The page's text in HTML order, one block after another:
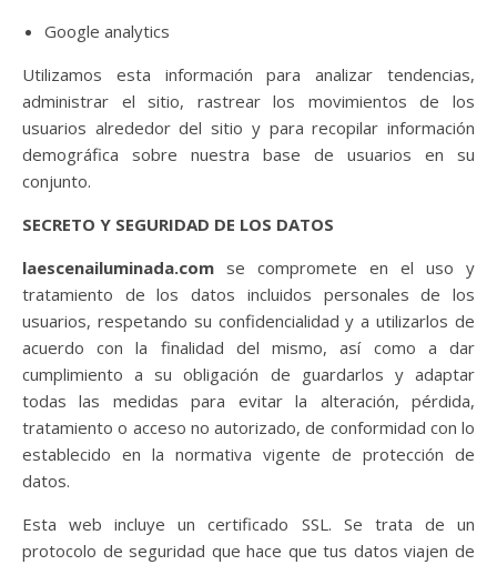
Google analytics
Utilizamos esta información para analizar tendencias,
administrar el sitio, rastrear los movimientos de los
usuarios alrededor del sitio y para recopilar información
demográfica sobre nuestra base de usuarios en su
conjunto.
SECRETO Y SEGURIDAD DE LOS DATOS
laescenailuminada.com se compromete en el uso y
tratamiento de los datos incluidos personales de los
usuarios, respetando su confidencialidad y a utilizarlos de
acuerdo con la finalidad del mismo, así como a dar
cumplimiento a su obligación de guardarlos y adaptar
todas las medidas para evitar la alteración, pérdida,
tratamiento o acceso no autorizado, de conformidad con lo
establecido en la normativa vigente de protección de
datos.
Esta web incluye un certificado SSL. Se trata de un
protocolo de seguridad que hace que tus datos viajen de